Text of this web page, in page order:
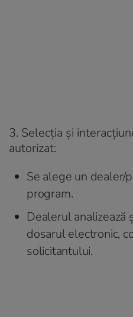
3. Selecția și
autorizat:
Se alege un dealer/
program.
Dealerul analizează
dosarul electronic,
solicitantului.